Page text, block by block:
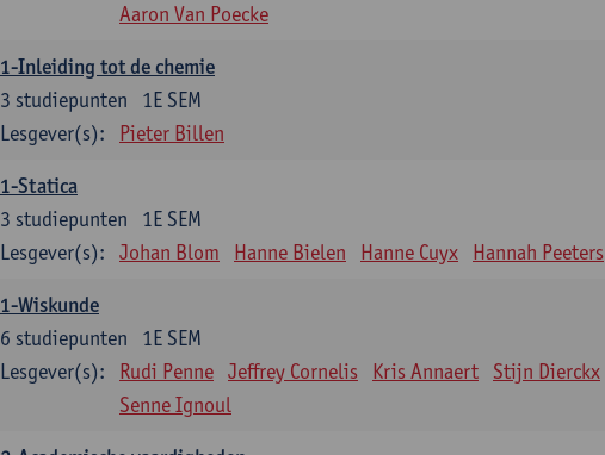
Aaron Van Poecke
1-Inleiding tot de chemie
1E SEM
3 studiepunten
Lesgever(s):
Pieter Billen
1-Statica
1E SEM
3 studiepunten
Lesgever(s):
Johan Blom Hanne Bielen Hanne Cuyx Hannah Peeters
1-Wiskunde
1E SEM
6 studiepunten
Lesgever(s):
Rudi Penne Jeffrey Cornelis Kris Annaert Stijn Dierckx
Senne Ignoul